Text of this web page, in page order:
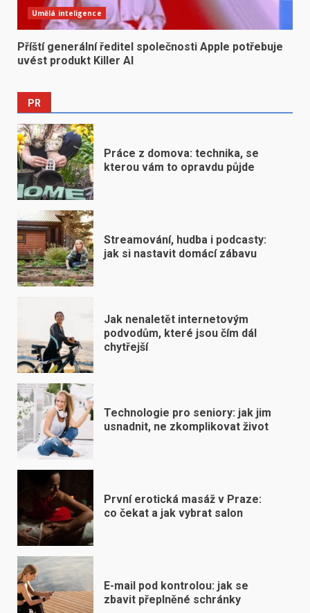
Umělá inteligence
Příští generální ředitel společnosti Apple potřebuje
uvést produkt Killer AI
PR
Práce z domova: technika, se
kterou vám to opravdu půjde
Streamování, hudba i podcasty:
jak si nastavit domácí zábavu
Jak nenaletět internetovým
podvodům, které jsou čím dál
chytřejší
Technologie pro seniory: jak jim
usnadnit, ne zkomplikovat život
První erotická masáž v Praze:
co čekat a jak vybrat salon
E-mail pod kontrolou: jak se
zbavit přeplněné schránky